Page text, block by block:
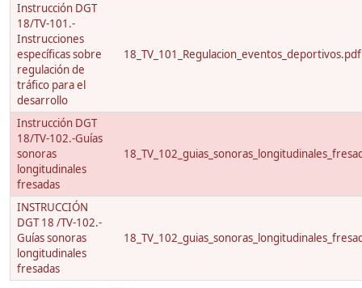
Instrucción DGT
18/TV-101.-
Instrucciones
específicas sobre
regulación de
tráfico para el
desarrollo
18_TV_101_Regulacion_eventos_deportivos.pdf
Instrucción DGT
18/TV-102.-Guías
sonoras
longitudinales
fresadas
INSTRUCCIÓN
DGT 18 /TV-102.-
Guías sonoras
longitudinales
fresadas